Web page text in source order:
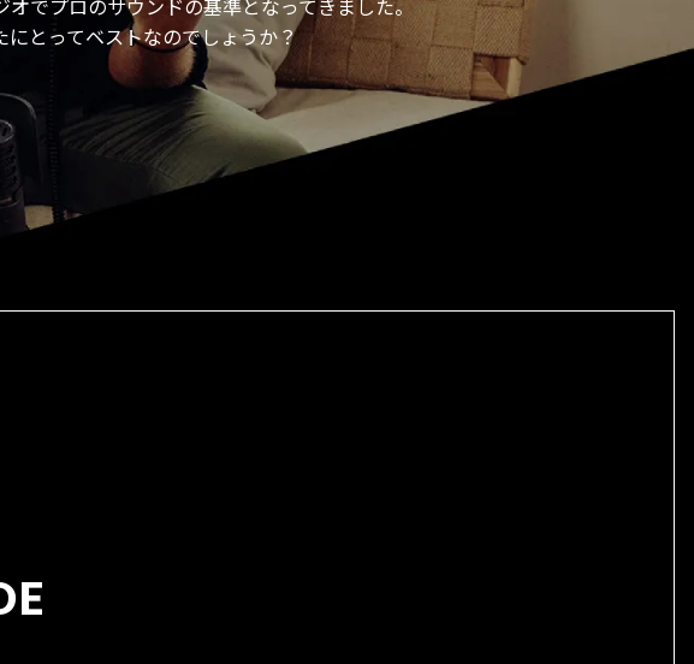
でプロのサウンドの基準となってきました。
とってベストなのでしょうか？